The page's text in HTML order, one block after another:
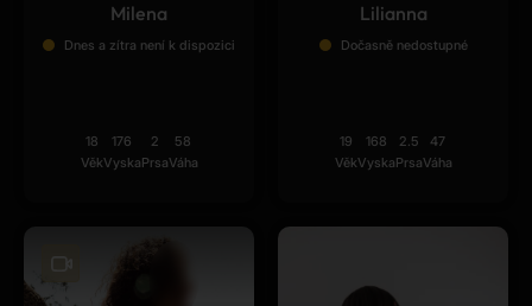
Milena
Dnes a zítra není k dispozici
18
Věk
176
Vyska
2
Prsa
58
Váha
Lilianna
Dočasně nedostupné
19
Věk
168
Vyska
2.5
Prsa
47
Váha